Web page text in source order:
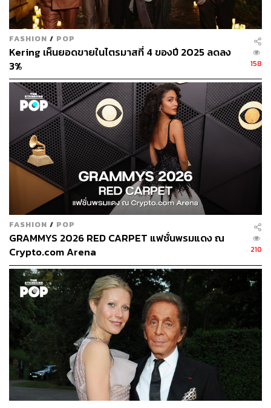
FASHION / POP
Kering เห็นยอดขายในไตรมาสที่ 4 ของปี 2025 ลดลง
3%
158
FASHION / POP
GRAMMYS 2026 RED CARPET แฟชั่นพรมแดง ณ
Crypto.com Arena
210